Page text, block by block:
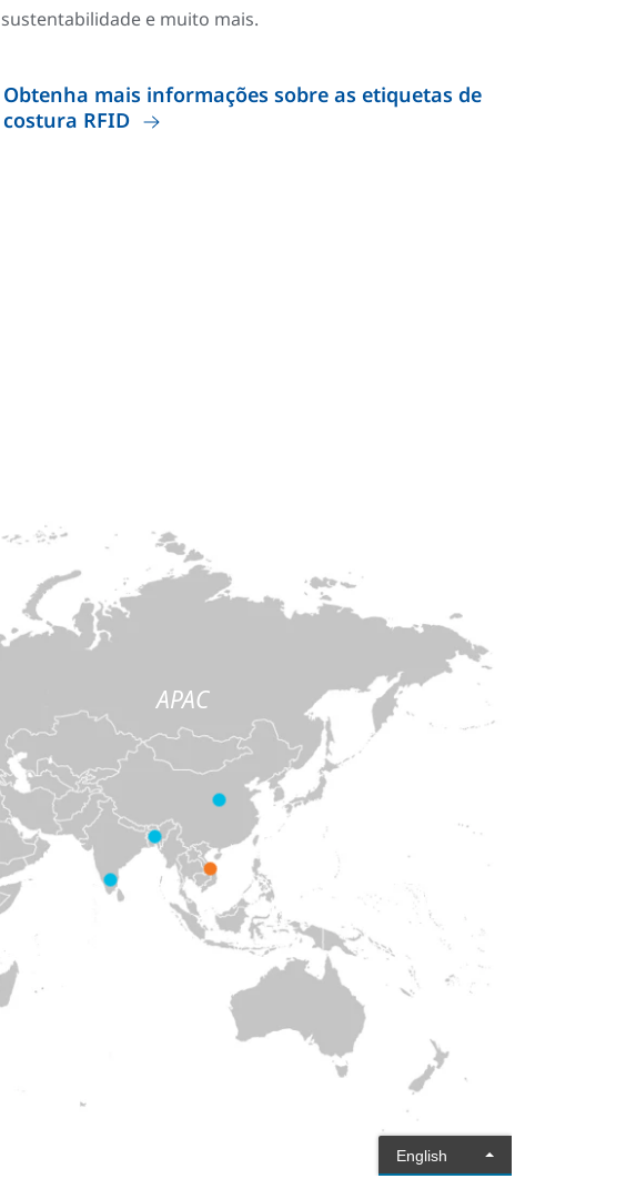
sustentabilidade e muito mais.
Obtenha mais informações sobre as etiquetas de
costura RFID